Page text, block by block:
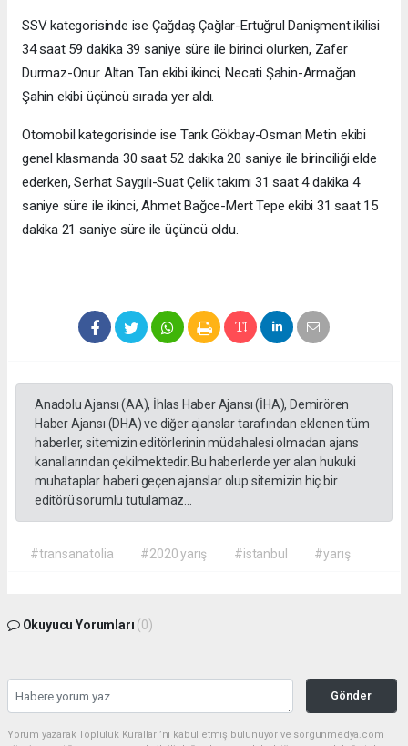
SSV kategorisinde ise Çağdaş Çağlar-Ertuğrul Danişment ikilisi
34 saat 59 dakika 39 saniye süre ile birinci olurken, Zafer
Durmaz-Onur Altan Tan ekibi ikinci, Necati Şahin-Armağan
Şahin ekibi üçüncü sırada yer aldı.
Otomobil kategorisinde ise Tarık Gökbay-Osman Metin ekibi
genel klasmanda 30 saat 52 dakika 20 saniye ile birinciliği elde
ederken, Serhat Saygılı-Suat Çelik takımı 31 saat 4 dakika 4
saniye süre ile ikinci, Ahmet Bağce-Mert Tepe ekibi 31 saat 15
dakika 21 saniye süre ile üçüncü oldu.
Anadolu Ajansı (AA), İhlas Haber Ajansı (İHA), Demirören
Haber Ajansı (DHA) ve diğer ajanslar tarafından eklenen tüm
haberler, sitemizin editörlerinin müdahalesi olmadan ajans
kanallarından çekilmektedir. Bu haberlerde yer alan hukuki
muhataplar haberi geçen ajanslar olup sitemizin hiç bir
editörü sorumlu tutulamaz...
#transanatolia #2020 yarış #istanbul #yarış
Okuyucu Yorumları (0)
Gönder
Yorum yazarak Topluluk Kuralları’nı kabul etmiş bulunuyor ve sorgunmedya.com